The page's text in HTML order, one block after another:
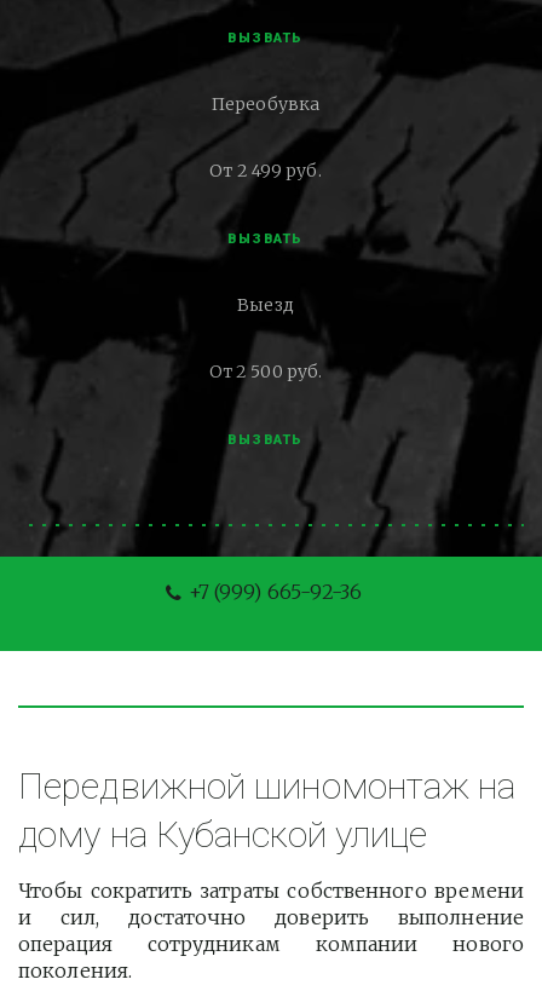
ВЫЗВАТЬ
Переобувка
От 2 499 руб.
ВЫЗВАТЬ
Выезд
От 2 500 руб.
ВЫЗВАТЬ
+7 (999) 665-92-36
Передвижной шиномонтаж на
дому на Кубанской улице
Чтобы сократить затраты собственного времени
и сил, достаточно доверить выполнение
операция сотрудникам компании нового
поколения.